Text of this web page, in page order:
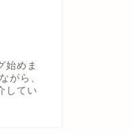
始めま
がら、
してい